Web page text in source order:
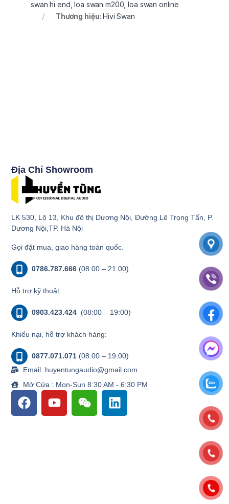
swan hi end ,loa swan m200 ,loa swan online
Thương hiệu:Hivi Swan
Địa Chỉ Showroom
LK 530, Lô 13, Khu đô thị Dương Nội, Đường Lê Trọng Tấn, P.
Dương Nội,TP. Hà Nội
Gọi đặt mua, giao hàng toàn quốc.
0786.787.666 (08:00 – 21:00)
Hỗ trợ kỹ thuật:
0903.423.424 (08:00 – 19:00)
Khiếu nại, hỗ trợ khách hàng:
0877.071.071 (08:00 – 19:00)
Email: huyentungaudio@gmail.com
Mở Cửa : Mon-Sun 8:30 AM - 6:30 PM